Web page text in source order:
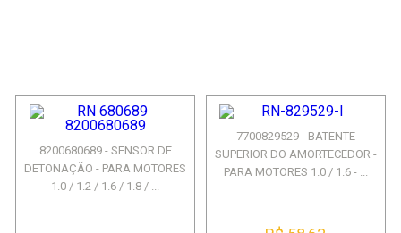
8200680689 - SENSOR DE
DETONAÇÃO - PARA MOTORES
1.0 / 1.2 / 1.6 / 1.8 / ...
7700829529 - BATENTE
SUPERIOR DO AMORTECEDOR -
PARA MOTORES 1.0 / 1.6 - ...